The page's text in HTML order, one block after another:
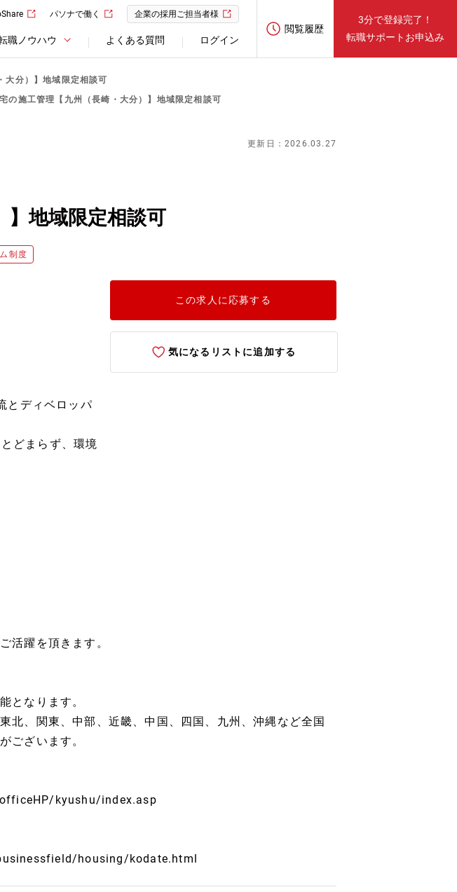
パソナで働く 企業の採用ご担当者様
職ノウハウ よくある質問 ログイン
閲覧履歴
3分で登録完了！
転職サポートお申込み
大分）】地域限定相談可
の施工管理【九州（長崎・大分）】地域限定相談可
更新日：2026.03.27
】地域限定相談可
制度
とディベロッパ
どまらず、環境
この求人に応募する
気になるリストに追加する
活躍を頂きます。
となります。
北、関東、中部、近畿、中国、四国、九州、沖縄など全国
ございます。
kyushu/index.asp
housing/kodate.html